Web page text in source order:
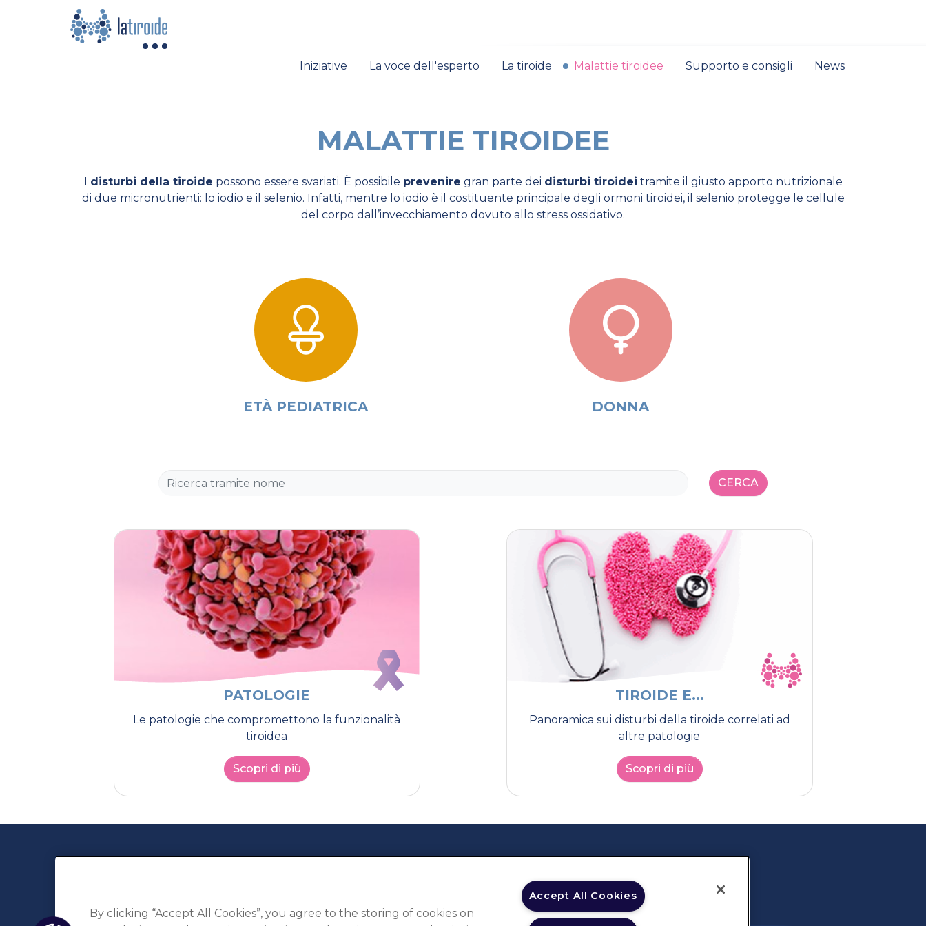
Iniziative La voce dell'esperto La tiroide Malattie tiroidee Supporto e consigli News
MALATTIE TIROIDEE
I disturbi della tiroide possono essere svariati. È possibile prevenire gran parte dei disturbi tiroidei tramite il giusto apporto nutrizionale
di due micronutrienti: lo iodio e il selenio. Infatti, mentre lo iodio è il costituente principale degli ormoni tiroidei, il selenio protegge le cellule
del corpo dall’invecchiamento dovuto allo stress ossidativo.
ETÀ PEDIATRICA DONNA
CERCA
PATOLOGIE
Le patologie che compromettono la funzionalità
tiroidea
Scopri di più
TIROIDE E...
Panoramica sui disturbi della tiroide correlati ad
altre patologie
Scopri di più
By clicking “Accept All Cookies”, you agree to the storing of cookies on
Accept All Cookies